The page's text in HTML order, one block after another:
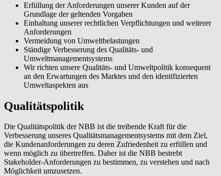
Erfüllung der Anforderungen unserer Kunden auf der
Grundlage der geltenden Vorgaben
Einhaltung unserer rechtlichen Verpflichtungen und weiterer
Anforderungen
Vermeidung von Umweltbelastungen
Ständige Verbesserung des Qualitäts- und
Umweltmanagementsystems
Wir richten unsere Qualitäts- und Umweltpolitik konsequent
an den Erwartungen des Marktes und den identifizierten
Umweltaspekten aus
Qualitätspolitik
Die Qualitätspolitik der NBB ist die treibende Kraft für die
Verbesserung unseres Qualitätsmanagementsystems mit dem Ziel,
die Kundenanforderungen zu deren Zufriedenheit zu erfüllen und
wenn möglich zu übertreffen. Daher ist die NBB bestrebt
Stakeholder-Anforderungen zu bestimmen, zu verstehen und nach
Möglichkeit umzusetzen.